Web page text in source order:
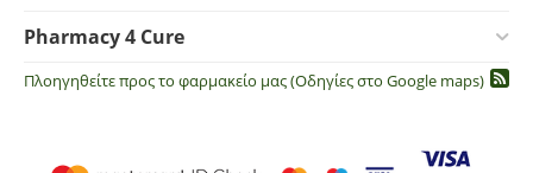
Pharmacy 4 Cure
Πλοηγηθείτε προς το φαρμακείο μας (Οδηγίες στο Google maps)